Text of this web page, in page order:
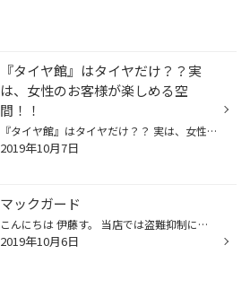
『タイヤ館』はタイヤだけ？？実
は、女性のお客様が楽しめる空
間！！
『タイヤ館』はタイヤだけ？？ 実は、女性のお客様が楽しめる空間！！ 当店の日記をご覧いただきありがとうございます。 突然ですが、みなさんは「タイヤ館」と聞いてどんなイメージをお持ちですか？ タイヤ館って名前だからタイヤしか扱ってない？？ 車のお店は男性ばっかりで女性...
2019年10月7日
マックガード
こんにちは 伊藤す。 当店では盗難抑制に威力を発揮する 「マックガード」を取り扱っております。 普通の「ロックナット」に比べ 防犯率が飛躍的に向上します！！ 愛車の大切なタイヤとホイールをドロボーから守りましょう！！
2019年10月6日